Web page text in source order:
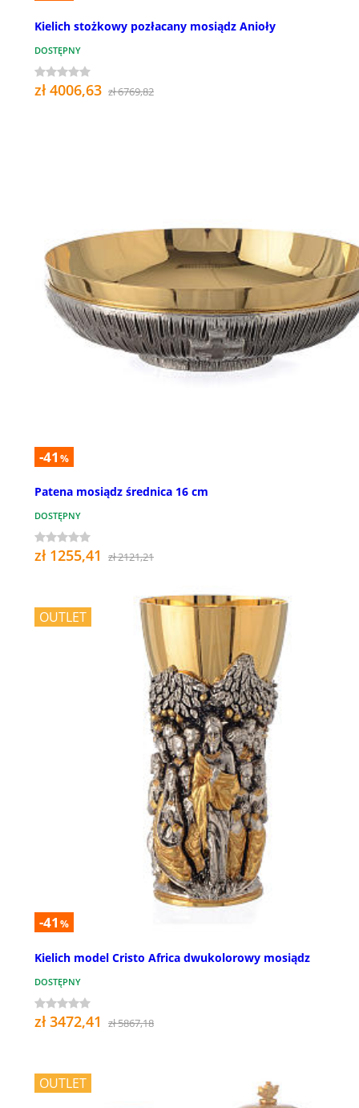
Kielich stożkowy pozłacany mosiądz Anioły
DOSTĘPNY
zł 4006,63 zł 6769,82
-41 %
Patena mosiądz średnica 16 cm
DOSTĘPNY
zł 1255,41 zł 2121,21
OUTLET
-41 %
Kielich model Cristo Africa dwukolorowy mosiądz
DOSTĘPNY
zł 3472,41 zł 5867,18
OUTLET